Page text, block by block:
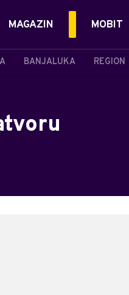
BANJALUKA REGION
MAGAZIN MOBIT